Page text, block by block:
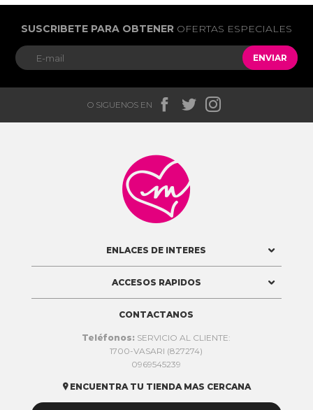
SUSCRIBETE PARA OBTENER OFERTAS ESPECIALES
ENVIAR
O SIGUENOS EN   

ENLACES DE INTERES
ACCESOS RAPIDOS
CONTACTANOS
Teléfonos: SERVICIO AL CLIENTE:
1700-VASARI (827274)
0969545239
 ENCUENTRA TU TIENDA MAS CERCANA